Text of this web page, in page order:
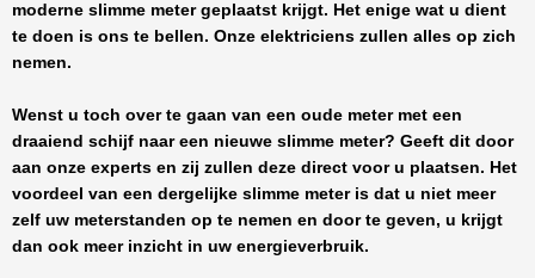
moderne slimme meter geplaatst krijgt. Het enige wat u dient
te doen is ons te bellen. Onze elektriciens zullen alles op zich
nemen.
Wenst u toch over te gaan van een oude meter met een
draaiend schijf naar een nieuwe slimme meter? Geeft dit door
aan onze experts en zij zullen deze direct voor u plaatsen. Het
voordeel van een dergelijke slimme meter is dat u niet meer
zelf uw meterstanden op te nemen en door te geven, u krijgt
dan ook meer inzicht in uw energieverbruik.